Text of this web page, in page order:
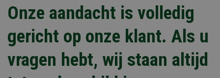
Onze aandacht is volledig
gericht op onze klant. Als u
vragen hebt, wij staan altijd